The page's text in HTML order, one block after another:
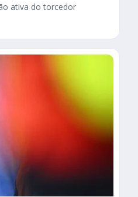
ativa do torcedor